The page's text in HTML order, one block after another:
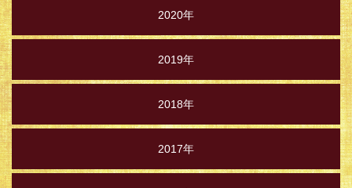
2020年
2019年
2018年
2017年